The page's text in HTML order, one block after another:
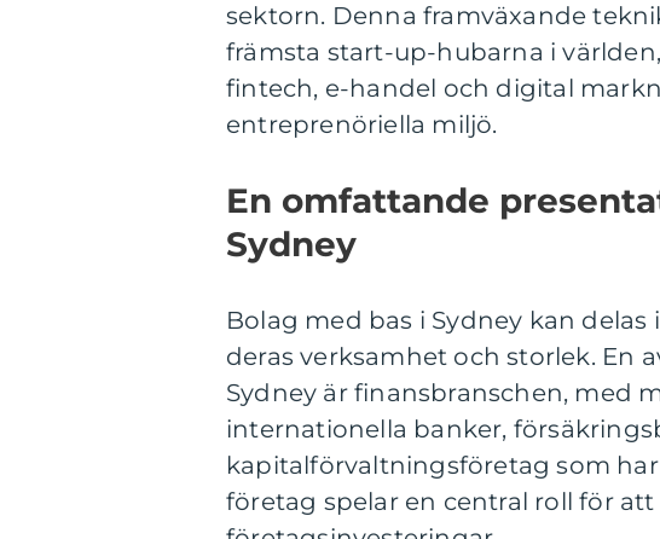
sektorn. Denna framväxande
främsta start-up-hubarna i
fintech, e-handel och digital
entreprenöriella miljö.
En omfattande
Sydney
Bolag med bas i Sydney kan
deras verksamhet och storlek. En
Sydney är finansbranschen, med
internationella banker,
kapitalförvaltningsföretag som
företag spelar en central roll för